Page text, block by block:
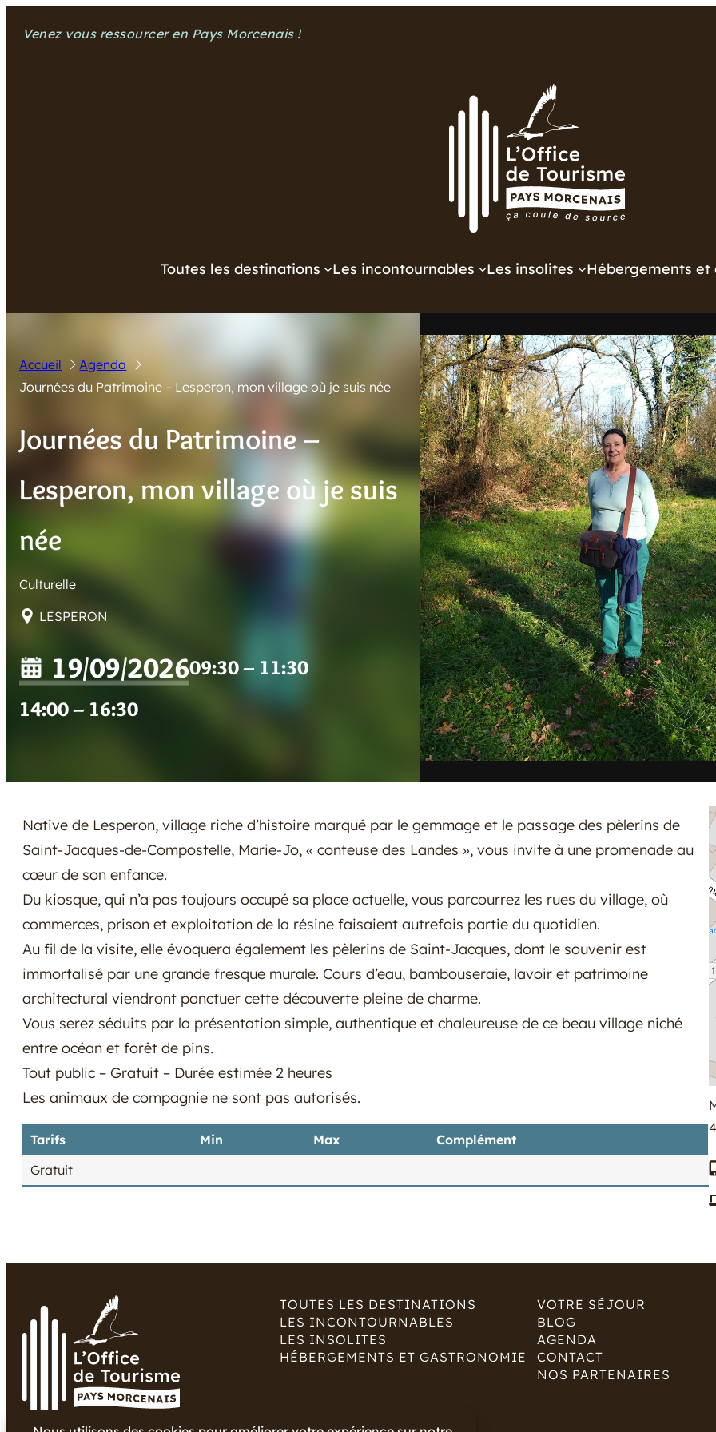
Venez vous ressourcer en Pays Morcenais !
Toutes les destinations Les incontournables Les insolites Hébergements et
Accueil
Agenda
Journées du Patrimoine – Lesperon, mon village où je suis née
Journées du Patrimoine –
Lesperon, mon village où je suis
née
Culturelle
LESPERON
19/09/202609:30– 11:30
14:00– 16:30
Native de Lesperon, village riche d’histoire marqué par le gemmage et le passage des pèlerins de
Saint-Jacques-de-Compostelle, Marie-Jo, « conteuse des Landes », vous invite à une promenade au
cœur de son enfance.
Du kiosque, qui n’a pas toujours occupé sa place actuelle, vous parcourrez les rues du village, où
commerces, prison et exploitation de la résine faisaient autrefois partie du quotidien.
Au fil de la visite, elle évoquera également les pèlerins de Saint-Jacques, dont le souvenir est
immortalisé par une grande fresque murale. Cours d’eau, bambouseraie, lavoir et patrimoine
architectural viendront ponctuer cette découverte pleine de charme.
Vous serez séduits par la présentation simple, authentique et chaleureuse de ce beau village niché
entre océan et forêt de pins.
Tout public – Gratuit – Durée estimée 2 heures
Les animaux de compagnie ne sont pas autorisés.
Tarifs Min Max
Complément
Gratuit
TOUTES LES DESTINATIONS
LES INCONTOURNABLES
LES INSOLITES
HÉBERGEMENTS ET GASTRONOMIE
VOTRE SÉJOUR
BLOG
AGENDA
CONTACT
NOS PARTENAIRES